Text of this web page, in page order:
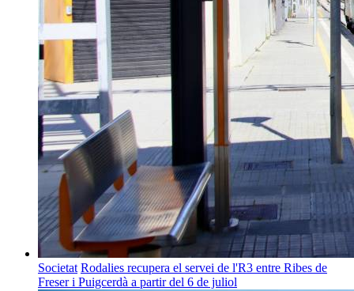
Societat Rodalies recupera el servei de l'R3 entre Ribes de
Freser i Puigcerdà a partir del 6 de juliol